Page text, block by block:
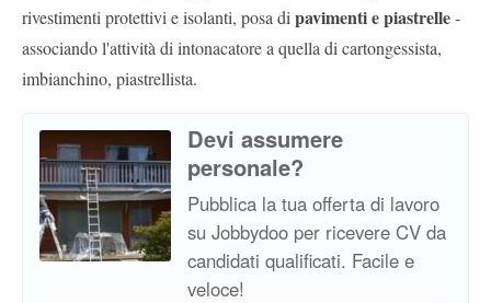
rivestimenti protettivi e isolanti, posa di pavimenti e piastrelle-
associando l'attività di intonacatore a quella di cartongessista,
imbianchino, piastrellista.
Devi assumere
personale?
Pubblica la tua offerta di lavoro
su Jobbydoo per ricevere CV da
candidati qualificati. Facile e
veloce!